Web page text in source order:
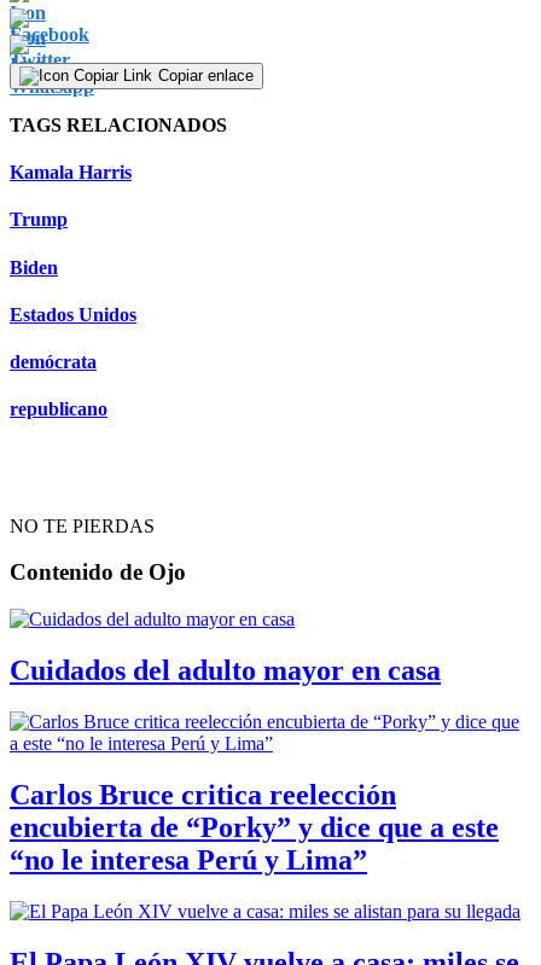
Copiar enlace
TAGS RELACIONADOS
Kamala Harris
Trump
Biden
Estados Unidos
demócrata
republicano